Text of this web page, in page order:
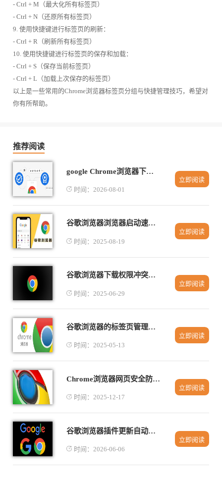
- Ctrl + M（最大化所有标签页）
- Ctrl + N（还原所有标签页）
9. 使用快捷键进行标签页的刷新：
- Ctrl + R（刷新所有标签页）
10. 使用快捷键进行标签页的保存和加载：
- Ctrl + S（保存当前标签页）
- Ctrl + L（加载上次保存的标签页）
以上是一些常用的Chrome浏览器标签页分组与快捷管理技巧，希望对
你有所帮助。
推荐阅读
google Chrome浏览器下载包浏览器主页快捷方式创建
时间：2026-08-01
立即阅读
谷歌浏览器浏览器启动速度慢解决方法分享
时间：2025-08-19
立即阅读
谷歌浏览器下载权限冲突排查经验
时间：2025-06-29
立即阅读
谷歌浏览器的标签页管理功能对比Safari
时间：2025-05-13
立即阅读
Chrome浏览器网页安全防护操作技巧是否好用
时间：2025-12-17
立即阅读
谷歌浏览器插件更新自动管理及优化教程
时间：2026-06-06
立即阅读